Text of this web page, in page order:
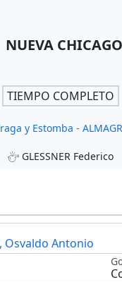
NUEVA CHICAGO
TIEMPO COMPLETO
y Estomba -
GLESSNER Federico
Osvaldo Antonio